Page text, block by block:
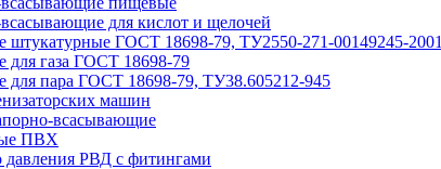
для кислот и щелочей
штукатурные ГОСТ 18698-79, ТУ2550-271-00149245-2001
для газа ГОСТ 18698-79
для пара ГОСТ 18698-79, ТУ38.605212-945
машин
всасывающие
ПВХ
давления РВД с фитингами